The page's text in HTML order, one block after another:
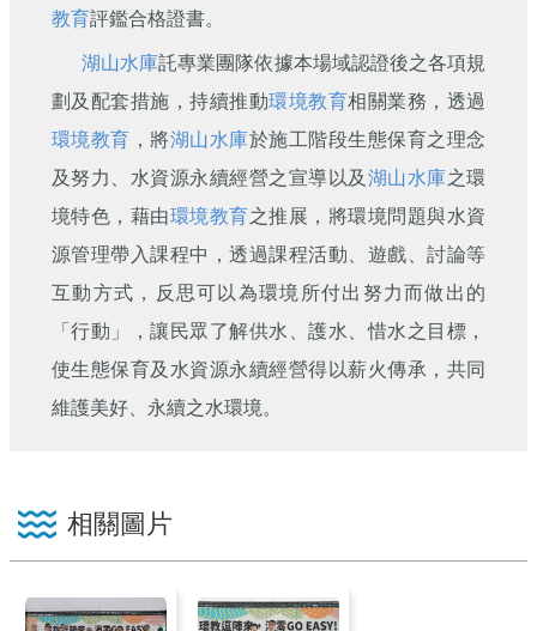
教育評鑑合格證書。
湖山水庫託專業團隊依據本場域認證後之各項規
劃及配套措施，持續推動環境教育相關業務，透過
環境教育 ，將湖山水庫於施工階段生態保育之理念
及努力、水資源永續經營之宣導以及 湖山水庫之環
境特色，藉由環境教育之推展，將環境問題與水資
源管理帶入課程中，透過課程活動、遊戲、討論等
互動方式，反思可以為環境所付出努力而做出的
「行動」，讓民眾了解供水、護水、惜水之目標，
使生態保育及水資源永續經營得以薪火傳承，共同
維護美好、永續之水環境。
相關圖片